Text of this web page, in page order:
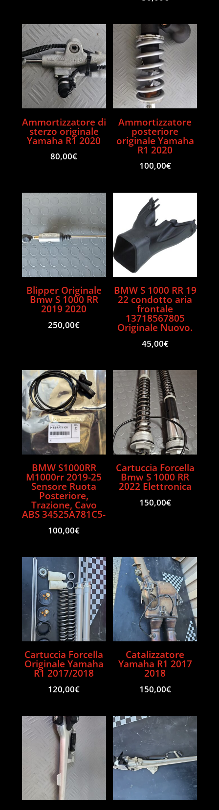
Ammortizzatore di
sterzo originale
Yamaha R1 2020
80,00€
Ammortizzatore
posteriore
originale Yamaha
R1 2020
100,00€
Blipper Originale
Bmw S 1000 RR
2019 2020
250,00€
BMW S 1000 RR 19
22 condotto aria
frontale
13718567805
Originale Nuovo.
45,00€
BMW S1000RR
M1000rr 2019-25
Sensore Ruota
Posteriore,
Trazione, Cavo
ABS 34525A781C5-
100,00€
Cartuccia Forcella
Bmw S 1000 RR
2022 Elettronica
150,00€
Cartuccia Forcella
Originale Yamaha
R1 2017/2018
120,00€
Catalizzatore
Yamaha R1 2017
2018
150,00€